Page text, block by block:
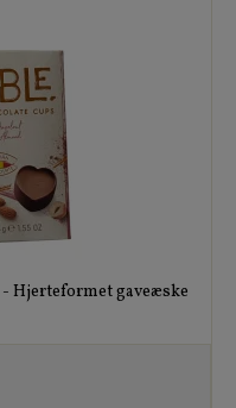
Hjerteformet gaveæske